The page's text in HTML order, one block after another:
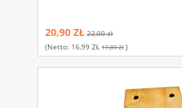
20,90 ZŁ 22,00 zł
(netto: 16,99 ZŁ 17,89 Zł)